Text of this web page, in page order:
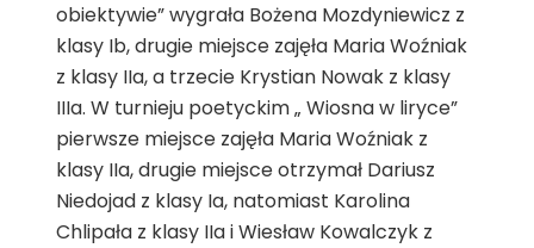
obiektywie” wygrała Bożena Mozdyniewicz z
klasy Ib, drugie miejsce zajęła Maria Woźniak
z klasy IIa, a trzecie Krystian Nowak z klasy
IIIa. W turnieju poetyckim „ Wiosna w liryce”
pierwsze miejsce zajęła Maria Woźniak z
klasy IIa, drugie miejsce otrzymał Dariusz
Niedojad z klasy Ia, natomiast Karolina
Chlipała z klasy IIa i Wiesław Kowalczyk z